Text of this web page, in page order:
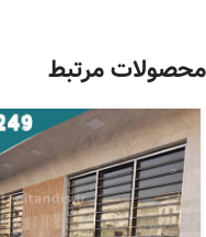
محصولات مرتبط